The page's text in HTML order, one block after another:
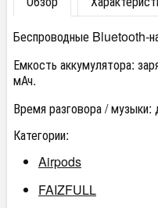
Беспроводные Bluetooth-
Емкость аккумулятора:
мАч.
Время разговора / музыки:
Категории:
Airpods
FAIZFULL